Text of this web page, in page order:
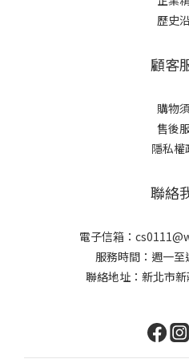
歷史
顧客
購物
售後
隱私權
聯絡
電子信箱：
服務時間：週一
聯絡地址：新北市